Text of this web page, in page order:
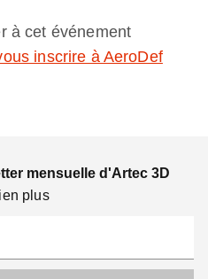
à cet événement
inscrire à AeroDef
mensuelle d'Artec 3D
plus